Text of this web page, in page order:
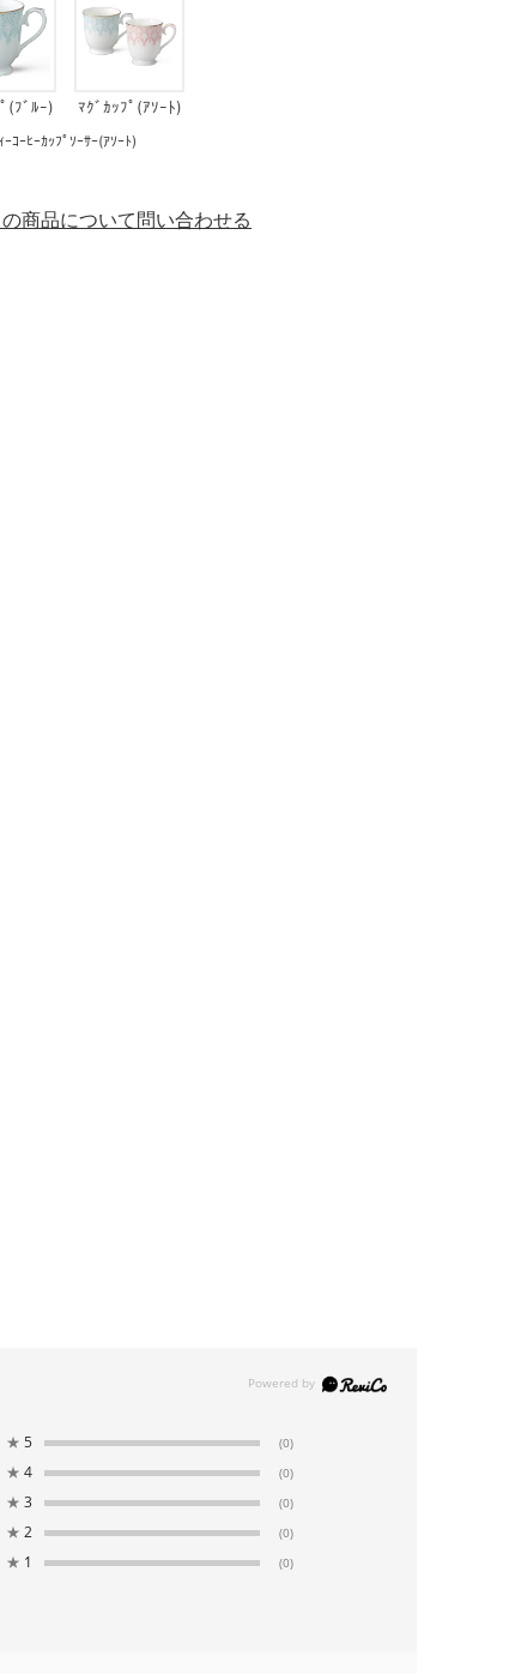
(ﾌﾞﾙｰ) ﾏｸﾞｶｯﾌﾟ(ｱｿｰﾄ)
ｰﾋｰｶｯﾌﾟｿｰｻｰ(ｱｿｰﾄ)
の商品について問い合わせる
★ 5 (0)
★ 4 (0)
★ 3 (0)
★ 2 (0)
★ 1 (0)